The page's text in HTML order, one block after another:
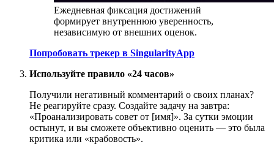
Ежедневная фиксация достижений
формирует внутреннюю уверенность,
независимую от внешних оценок.
Попробовать трекер в SingularityApp
Используйте правило «24 часов»
Получили негативный комментарий о своих планах?
Не реагируйте сразу. Создайте задачу на завтра:
«Проанализировать совет от [имя]». За сутки эмоции
остынут, и вы сможете объективно оценить — это была
критика или «крабовость».